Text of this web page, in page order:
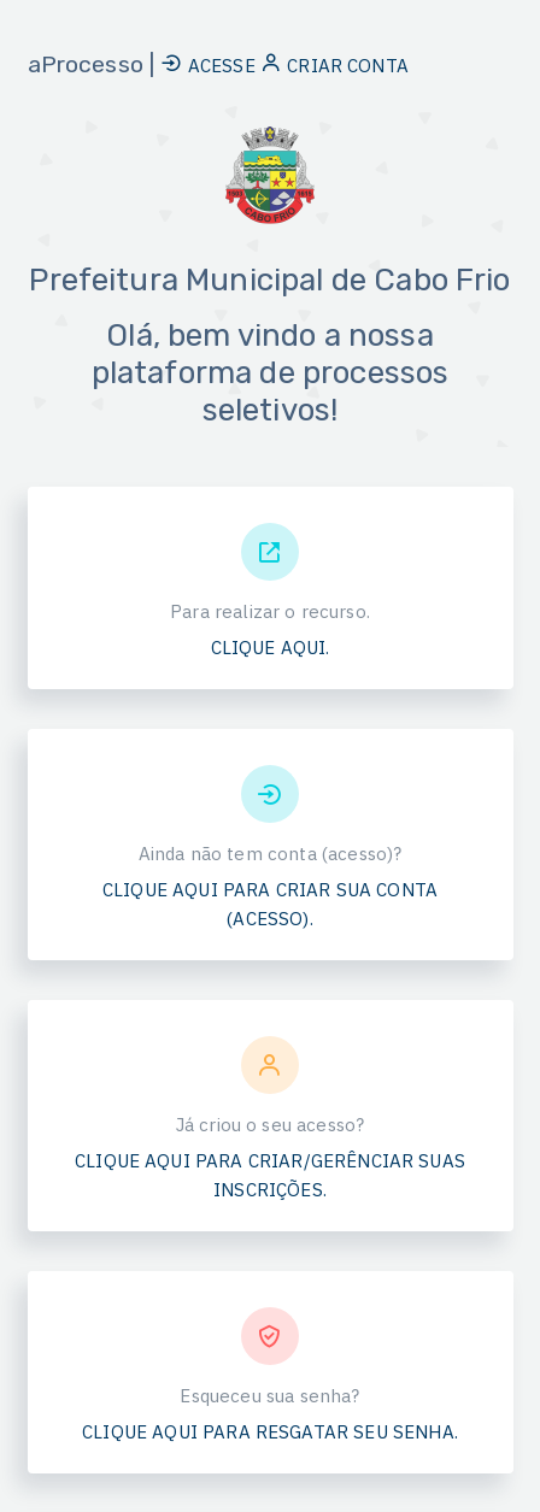
aProcesso | ACESSE CRIAR CONTA
Prefeitura Municipal de Cabo Frio
Olá, bem vindo a nossa
plataforma de processos
seletivos!
Para realizar o recurso.
CLIQUE AQUI.
Ainda não tem conta (acesso)?
CLIQUE AQUI PARA CRIAR SUA CONTA
(ACESSO).
Já criou o seu acesso?
CLIQUE AQUI PARA CRIAR/GERÊNCIAR SUAS
INSCRIÇÕES.
Esqueceu sua senha?
CLIQUE AQUI PARA RESGATAR SEU SENHA.